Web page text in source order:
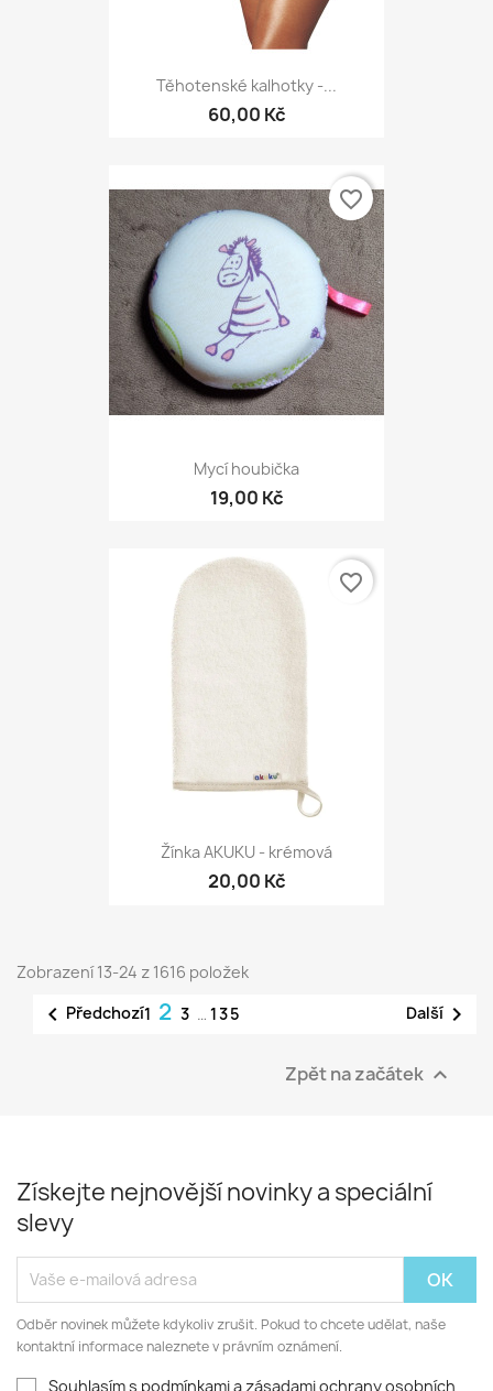
Těhotenské kalhotky -...
60,00 Kč
Mycí houbička
19,00 Kč
favorite_border
Žínka AKUKU - krémová
20,00 Kč
favorite_border
Zobrazení 13-24 z 1616 položek
 Předchozí1 2 3 … 135 Další 
Zpět na začátek 
Získejte nejnovější novinky a speciální
slevy
Odběr novinek můžete kdykoliv zrušit. Pokud to chcete udělat, naše
kontaktní informace naleznete v právním oznámení.
Souhlasím s podmínkami a zásadami ochrany osobních